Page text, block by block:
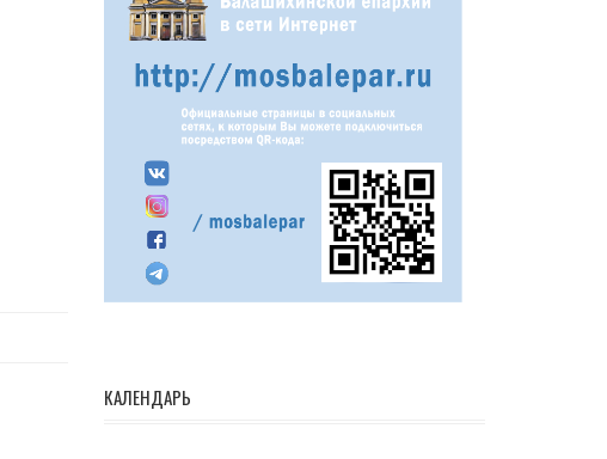
КАЛЕНДАРЬ